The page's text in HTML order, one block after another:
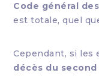
Code général
est totale, quel
Cependant, si
décès du